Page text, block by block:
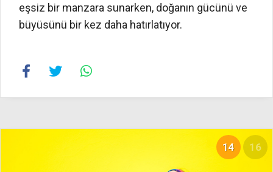
eşsiz bir manzara sunarken, doğanın gücünü ve
büyüsünü bir kez daha hatırlatıyor.
14 16